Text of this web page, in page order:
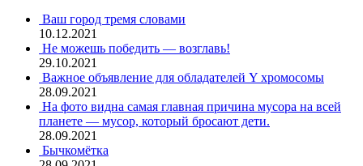
Ваш город тремя словами
10.12.2021
Не можешь победить — возглавь!
29.10.2021
Важное объявление для обладателей Y хромосомы
28.09.2021
На фото видна самая главная причина мусора на всей
планете — мусор, который бросают дети.
28.09.2021
Бычкомётка